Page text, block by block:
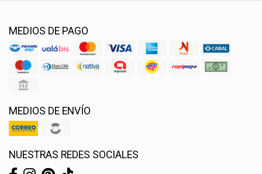
MEDIOS DE PAGO
MEDIOS DE ENVÍO
NUESTRAS REDES SOCIALES